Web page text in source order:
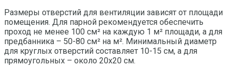
Размеры отверстий для вентиляции зависят от площади
помещения. Для парной рекомендуется обеспечить
проход не менее 100 см² на каждую 1 м² площади, а для
предбанника – 50-80 см² на м². Минимальный диаметр
для круглых отверстий составляет 10-15 см, а для
прямоугольных – около 20х20 см.